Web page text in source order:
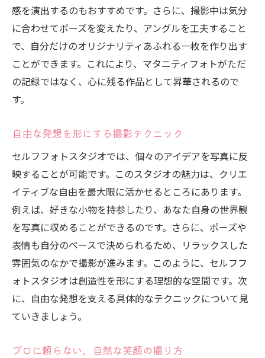
心地よい撮影空間の特徴
セルフフォトスタジオでの快適な時間
撮影前にリラックスするためのヒント
セルフフォトスタジオでの落ち着いた撮影
方法
セルフフォトスタジオで試す多彩なマタニティ
さまざまなスタイルを試す楽しみ
個性を引き出すマタニティフォトスタイル
セルフフォトスタジオでのスタイル選び
多様なスタイルで豊かな表現を
マタニティフォトのスタイルのヒント
セルフフォトスタジオでのスタイルの提案
妊婦さんにおすすめ！セルフフォトスタジオで
作る思い出
妊婦さんにぴったりの撮影アイデア
セルフフォトスタジオでの思い出作り
感を演出するのもおすすめです。さらに、撮影中は気分
に合わせてポーズを変えたり、アングルを工夫すること
で、自分だけのオリジナリティあふれる一枚を作り出す
ことができます。これにより、マタニティフォトがただ
の記録ではなく、心に残る作品として昇華されるので
す。
自由な発想を形にする撮影テクニック
セルフフォトスタジオでは、個々のアイデアを写真に反
映することが可能です。このスタジオの魅力は、クリエ
イティブな自由を最大限に活かせるところにあります。
例えば、好きな小物を持参したり、あなた自身の世界観
を写真に収めることができるのです。さらに、ポーズや
表情も自分のペースで決められるため、リラックスした
雰囲気のなかで撮影が進みます。このように、セルフフ
ォトスタジオは創造性を形にする理想的な空間です。次
に、自由な発想を支える具体的なテクニックについて見
ていきましょう。
プロに頼らない、自然な笑顔の撮り方